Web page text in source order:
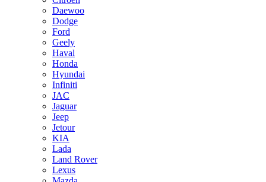
Daewoo
Dodge
Ford
Geely
Haval
Honda
Hyundai
Infiniti
JAC
Jaguar
Jeep
Jetour
KIA
Lada
Land Rover
Lexus